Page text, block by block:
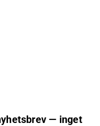
— inget